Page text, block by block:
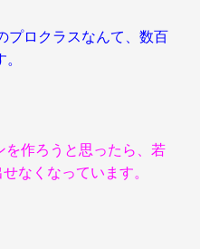
プロクラスなんて、数百
を作ろうと思ったら、若
なくなっています。